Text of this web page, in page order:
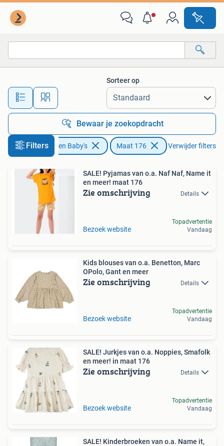
Alle afstanden…
Sorteer op
Bewaar je zoekopdracht
Filters
Kinderen en Baby's Maat 176 Verwijder filters
SALE! Pyjamas van o.a. Naf Naf, Name it
en meer! maat 176
Zie omschrijving Details
Bezoek website
Topadvertentie
Vandaag
Kids blouses van o.a. Benetton, Marc
OPolo, Gant en meer
Zie omschrijving Details
Bezoek website
Topadvertentie
Vandaag
SALE! Jurkjes van o.a. Noppies, Smafolk
en meer! in maat 176
Zie omschrijving Details
Bezoek website
Topadvertentie
Vandaag
SALE! Kinderbroeken van o.a. Name it,